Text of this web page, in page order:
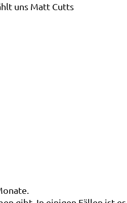
uns Matt Cutts